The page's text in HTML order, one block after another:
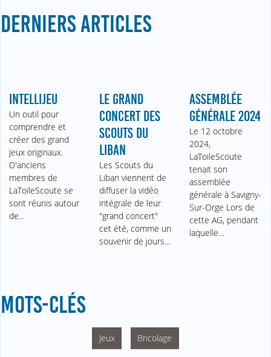
DERNIERS ARTICLES
INTELLIJEU
Un outil pour
comprendre et
créer des grand
jeux originaux.
D'anciens
membres de
LaToileScoute se
sont réunis autour
de…
LE GRAND
CONCERT DES
SCOUTS DU
LIBAN
Les Scouts du
Liban viennent de
diffuser la vidéo
intégrale de leur
"grand concert"
cet été, comme un
souvenir de jours…
ASSEMBLÉE
GÉNÉRALE 2024
Le 12 octobre
2024,
LaToileScoute
tenait son
assemblée
générale à Savigny-
Sur-Orge Lors de
cette AG, pendant
laquelle…
MOTS-CLÉS
Jeux Bricolage